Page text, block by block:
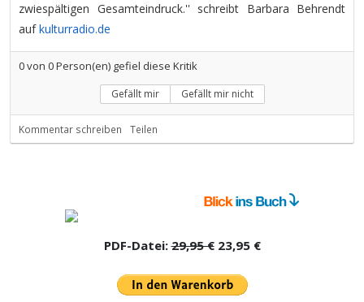
zwiespältigen Gesamteindruck.'' schreibt Barbara Behrendt
aufkulturradio.de
0von 0Person(en) gefiel diese Kritik
Gefällt mir Gefällt mir nicht
Kommentar schreiben Teilen
PDF-Datei:29,95 €23,95 €